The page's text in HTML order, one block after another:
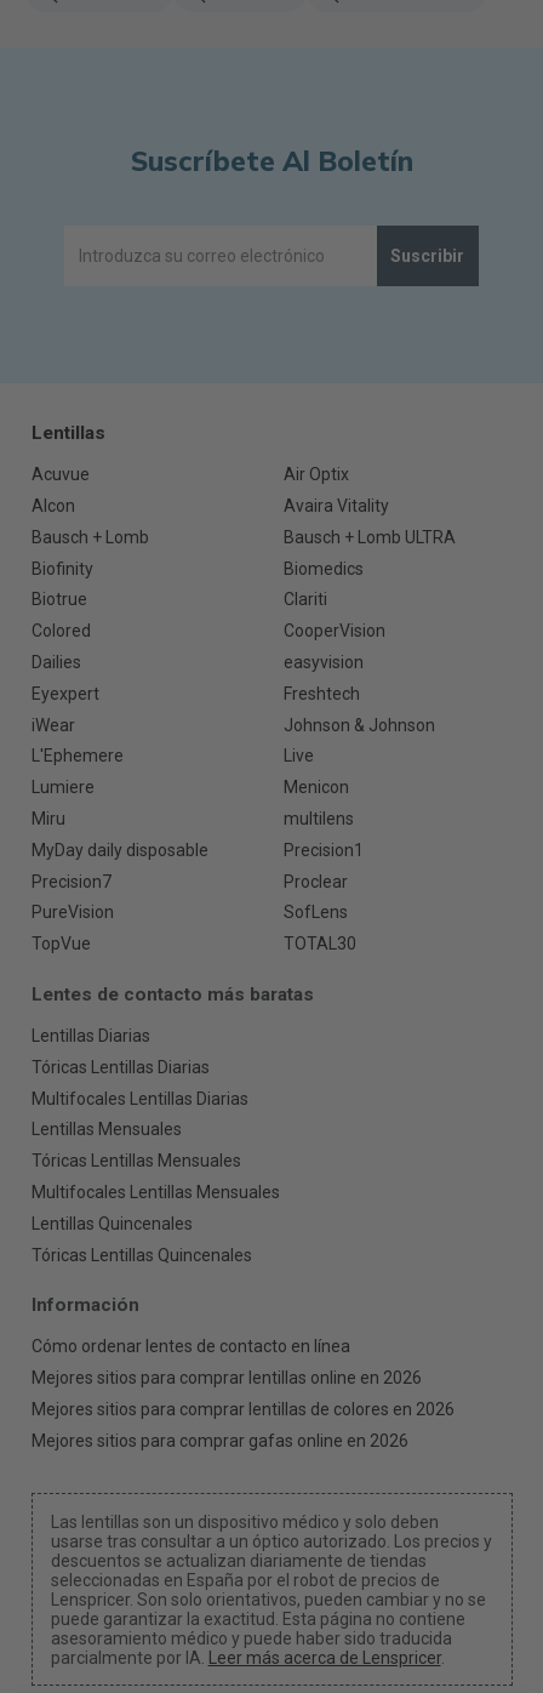
Suscríbete Al Boletín
Suscribir
Lentillas
Acuvue
Air Optix
Alcon
Avaira Vitality
Bausch + Lomb
Bausch + Lomb ULTRA
Biofinity
Biomedics
Biotrue
Clariti
Colored
CooperVision
Dailies
easyvision
Eyexpert
Freshtech
iWear
Johnson & Johnson
L'Ephemere
Live
Lumiere
Menicon
Miru
multilens
MyDay daily disposable
Precision1
Precision7
Proclear
PureVision
SofLens
TopVue
TOTAL30
Lentes de contacto más baratas
Lentillas Diarias
Tóricas Lentillas Diarias
Multifocales Lentillas Diarias
Lentillas Mensuales
Tóricas Lentillas Mensuales
Multifocales Lentillas Mensuales
Lentillas Quincenales
Tóricas Lentillas Quincenales
Información
Cómo ordenar lentes de contacto en línea
Mejores sitios para comprar lentillas online en 2026
Mejores sitios para comprar lentillas de colores en 2026
Mejores sitios para comprar gafas online en 2026
Las lentillas son un dispositivo médico y solo deben
usarse tras consultar a un óptico autorizado. Los precios y
descuentos se actualizan diariamente de tiendas
seleccionadas en España por el robot de precios de
Lenspricer. Son solo orientativos, pueden cambiar y no se
puede garantizar la exactitud. Esta página no contiene
asesoramiento médico y puede haber sido traducida
parcialmente por IA. Leer más acerca de Lenspricer.